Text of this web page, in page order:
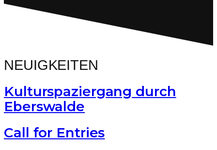
NEUIGKEITEN
Kulturspaziergang durch
Eberswalde
Call for Entries